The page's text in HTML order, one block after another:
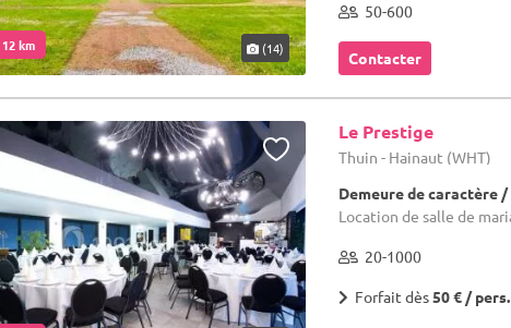
km (14)
50-600
Contacter
Le Prestige
Thuin - Hainaut (WHT)
Demeure de caractère
Location de salle de
20-1000
Forfait dès50 € / pers.